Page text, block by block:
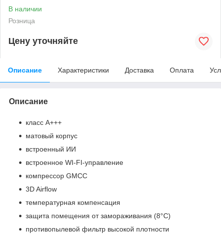
В наличии
Розница
Цену уточняйте
Описание Характеристики Доставка Оплата
Описание
класс А+++
матовый корпус
встроенный ИИ
встроенное WI-FI-управление
компрессор GMCC
3D Airflow
температурная компенсация
защита помещения от замораживания (8°С)
противопылевой фильтр высокой плотности